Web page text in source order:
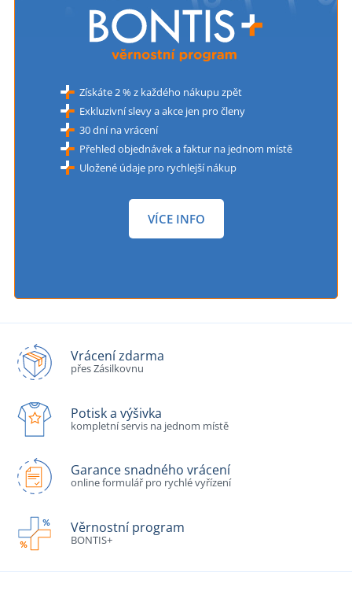
Získáte 2 % z každého nákupu zpět
Exkluzivní slevy a akce jen pro členy
30 dní na vrácení
Přehled objednávek a faktur na jednom místě
Uložené údaje pro rychlejší nákup
VÍCE INFO
Vrácení zdarma
přes Zásilkovnu
Potisk a výšivka
kompletní servis na jednom místě
Garance snadného vrácení
online formulář pro rychlé vyřízení
Věrnostní program
BONTIS+